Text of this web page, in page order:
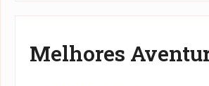
Melhores